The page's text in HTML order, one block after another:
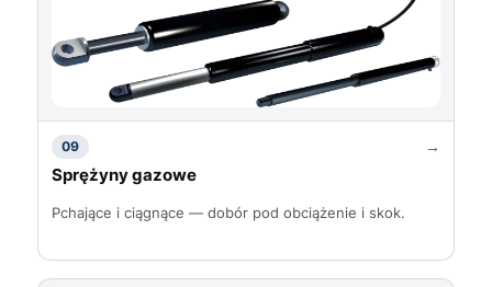
09 →
Sprężyny gazowe
Pchające i ciągnące — dobór pod obciążenie i skok.